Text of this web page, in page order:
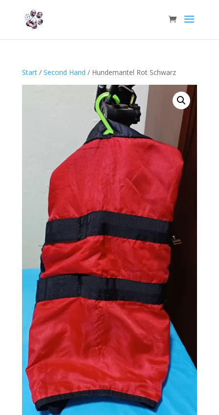
Start/ Second Hand / Hundemantel Rot Schwarz